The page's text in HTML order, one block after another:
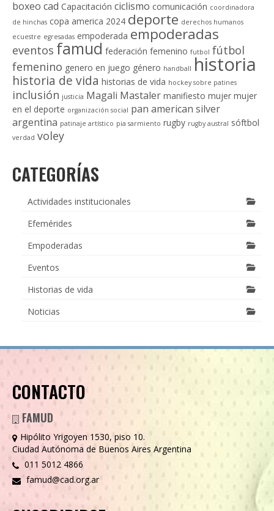
boxeo cad Capacitación ciclismo comunicación coordinadora
de hinchas copa america 2024 deporte derechos humanos
ecuestre egresadas empoderada empoderadas
eventos famud federación femenino futbol fútbol
femenino genero en juego género handball historia
historia de vida historias de vida hockey sobre patines
inclusión justicia Magali Mastaler manifiesto mujer mujer
en el deporte organización social pan american silver
argentina patinaje artístico pia sarmiento rugby rugby austral sóftbol
verdad voley
CATEGORÍAS
Actividades institucionales
Efemérides
Empoderadas
Eventos
Historias de vida
Noticias
CONTACTO
FAMUD
Hipólito Yrigoyen 1530, piso 10.
Ciudad Autónoma de Buenos Aires Argentina
011 5012 4866
famud@cad.org.ar